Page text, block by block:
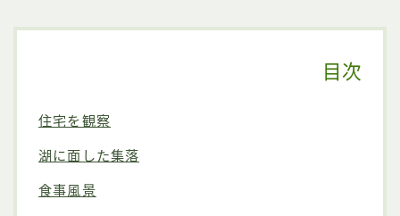
目次
住宅を観察
湖に面した集落
食事風景